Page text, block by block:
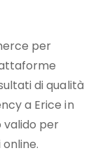
per
di qualità
a Erice in
valido per